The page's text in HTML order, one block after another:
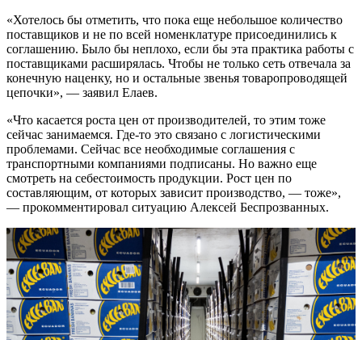
«Хотелось бы отметить, что пока еще небольшое количество
поставщиков и не по всей номенклатуре присоединились к
соглашению. Было бы неплохо, если бы эта практика работы с
поставщиками расширялась. Чтобы не только сеть отвечала за
конечную наценку, но и остальные звенья товаропроводящей
цепочки», — заявил Елаев.
«Что касается роста цен от производителей, то этим тоже
сейчас занимаемся. Где-то это связано с логистическими
проблемами. Сейчас все необходимые соглашения с
транспортными компаниями подписаны. Но важно еще
смотреть на себестоимость продукции. Рост цен по
составляющим, от которых зависит производство, — тоже»,
— прокомментировал ситуацию Алексей Беспрозванных.